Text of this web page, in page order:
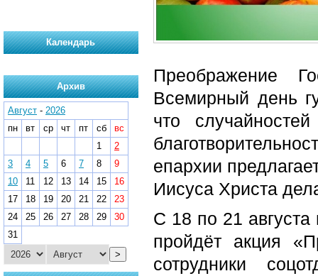
Преображение
Всемирный день
что
епархии
Иисуса Христа
С 18 по 21
пройдёт акция
сотрудники
Календарь
Архив
Август - 2026
пн
вт ср чт пт сб
вс
1
2
3
4 5 6 7 8
9
10
11 12 13 14 15
16
17
18 19 20 21 22
23
24
25 26 27 28 29
30
31
>